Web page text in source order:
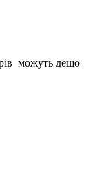
можуть дещо